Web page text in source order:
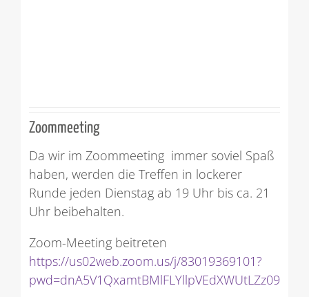
Zoommeeting
Da wir im Zoommeeting immer soviel Spaß
haben, werden die Treffen in lockerer
Runde jeden Dienstag ab 19 Uhr bis ca. 21
Uhr beibehalten.
Zoom-Meeting beitreten
https://us02web.zoom.us/j/83019369101?
pwd=dnA5V1QxamtBMlFLYllpVEdXWUtLZz09